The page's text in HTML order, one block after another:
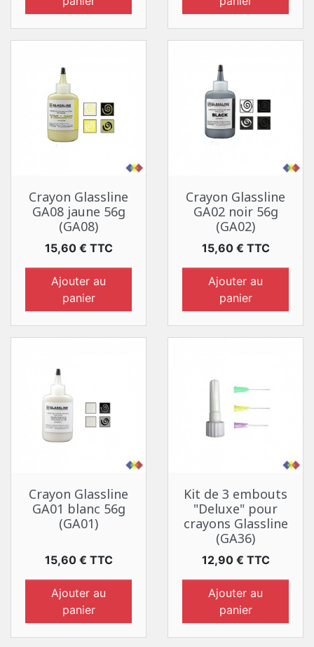
Crayon Glassline
GA08 jaune 56g
(GA08)
Prix
15,60 € TTC
Ajouter au
panier
Crayon Glassline
GA02 noir 56g
(GA02)
Prix
15,60 € TTC
Ajouter au
panier
Crayon Glassline
GA01 blanc 56g
(GA01)
Prix
15,60 € TTC
Ajouter au
panier
Kit de 3 embouts
"Deluxe" pour
crayons Glassline
(GA36)
Prix
12,90 € TTC
Ajouter au
panier